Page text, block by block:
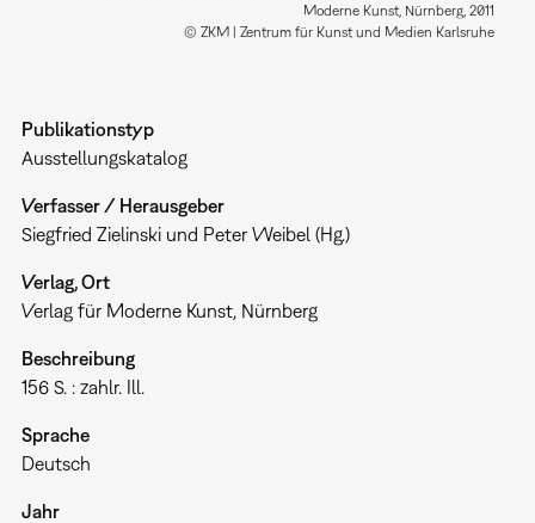
Moderne Kunst, Nürnberg, 2011
© ZKM | Zentrum für Kunst und Medien Karlsruhe
Publikationstyp
Ausstellungskatalog
Verfasser / Herausgeber
Siegfried Zielinski und Peter Weibel (Hg.)
Verlag, Ort
Verlag für Moderne Kunst, Nürnberg
Beschreibung
156 S. : zahlr. Ill.
Sprache
Deutsch
Jahr